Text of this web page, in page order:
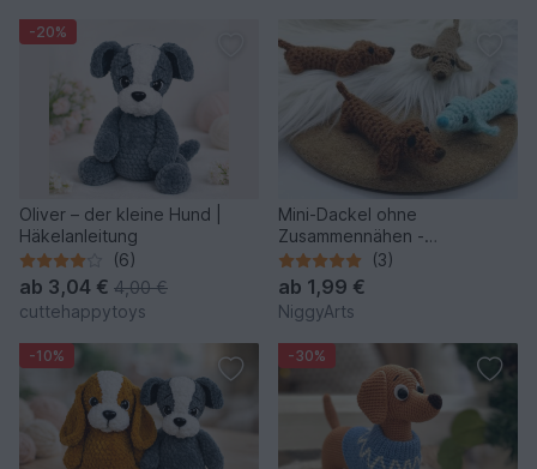
-20%
Oliver – der kleine Hund |
Häkelanleitung
(6)
ab 3,04 € 4,00 €
cuttehappytoys
Mini-Dackel ohne
Zusammennähen -
Häkelanleitung von NiggyArts
(3)
ab 1,99 €
NiggyArts
-10% -30%